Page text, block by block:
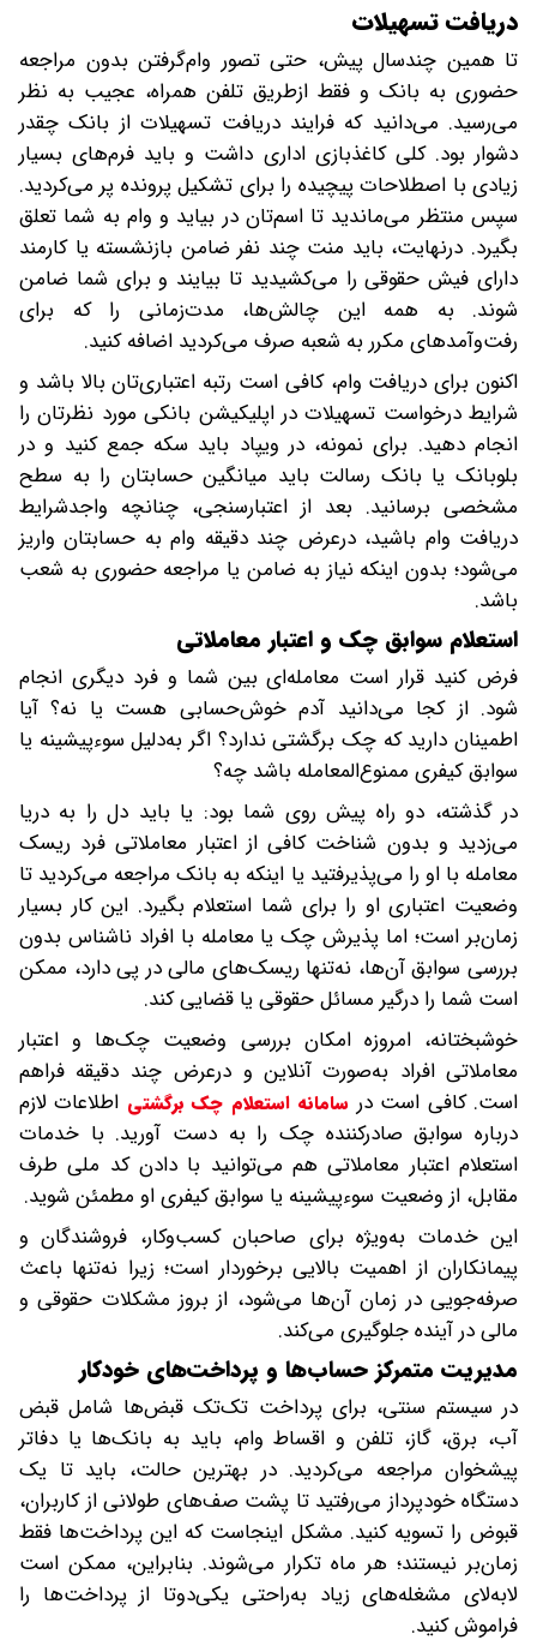
دریافت تسهیلات
تا همین چندسال پیش، حتی تصور وام‌گرفتن بدون مراجعه
حضوری به بانک و فقط ازطریق تلفن همراه، عجیب به نظر
می‌رسید. می‌دانید که فرایند دریافت تسهیلات از بانک چقدر
دشوار بود. کلی کاغذبازی اداری داشت و باید فرم‌های بسیار
زیادی با اصطلاحات پیچیده را برای تشکیل پرونده پر می‌کردید.
سپس منتظر می‌ماندید تا اسم‌تان در بیاید و وام به شما تعلق
بگیرد. درنهایت، باید منت چند نفر ضامن بازنشسته یا کارمند
دارای فیش حقوقی را می‌کشیدید تا بیایند و برای شما ضامن
شوند. به همه این چالش‌ها، مدت‌زمانی را که برای
رفت‌وآمدهای مکرر به شعبه صرف می‌کردید اضافه کنید.
اکنون برای دریافت وام، کافی است رتبه اعتباری‌تان بالا باشد و
شرایط درخواست تسهیلات در اپلیکیشن بانکی مورد نظرتان را
انجام دهید. برای نمونه، در ویپاد باید سکه جمع کنید و در
بلوبانک یا بانک رسالت باید میانگین حسابتان را به سطح
مشخصی برسانید. بعد از اعتبارسنجی، چنانچه واجدشرایط
دریافت وام باشید، درعرض چند دقیقه وام به حسابتان واریز
می‌شود؛ بدون اینکه نیاز به ضامن یا مراجعه حضوری به شعب
باشد.
استعلام سوابق چک و اعتبار معاملاتی
فرض کنید قرار است معامله‌ای بین شما و فرد دیگری انجام
شود. از کجا می‌دانید آدم خوش‌حسابی هست یا نه؟ آیا
اطمینان دارید که چک برگشتی ندارد؟ اگر به‌دلیل سوءپیشینه یا
سوابق کیفری ممنوع‌المعامله باشد چه؟
در گذشته، دو راه پیش روی شما بود: یا باید دل را به دریا
می‌زدید و بدون شناخت کافی از اعتبار معاملاتی فرد ریسک
معامله با او را می‌پذیرفتید یا اینکه به بانک مراجعه می‌کردید تا
وضعیت اعتباری او را برای شما استعلام بگیرد. این کار بسیار
زمان‌بر است؛ اما پذیرش چک یا معامله با افراد ناشناس بدون
بررسی سوابق آن‌ها، نه‌تنها ریسک‌های مالی در پی دارد، ممکن
است شما را درگیر مسائل حقوقی یا قضایی کند.
خوشبختانه، امروزه امکان بررسی وضعیت چک‌ها و اعتبار
معاملاتی افراد به‌صورت آنلاین و درعرض چند دقیقه فراهم
است. کافی است در سامانه استعلام چک برگشتی اطلاعات لازم
درباره سوابق صادرکننده چک را به دست آورید. با خدمات
استعلام اعتبار معاملاتی هم می‌توانید با دادن کد ملی طرف
مقابل، از وضعیت سوءپیشینه یا سوابق کیفری او مطمئن شوید.
این خدمات به‌ویژه برای صاحبان کسب‌وکار، فروشندگان و
پیمانکاران از اهمیت بالایی برخوردار است؛ زیرا نه‌تنها باعث
صرفه‌جویی در زمان آن‌ها می‌شود، از بروز مشکلات حقوقی و
مالی در آینده جلوگیری می‌کند.
مدیریت متمرکز حساب‌ها و پرداخت‌های خودکار
در سیستم سنتی، برای پرداخت تک‌تک قبض‌ها شامل قبض
آب، برق، گاز، تلفن و اقساط وام، باید به بانک‌ها یا دفاتر
پیشخوان مراجعه می‌کردید. در بهترین حالت، باید تا یک
دستگاه خودپرداز می‌رفتید تا پشت صف‌های طولانی از کاربران،
قبوض را تسویه کنید. مشکل اینجاست که این پرداخت‌ها فقط
زمان‌بر نیستند؛ هر ماه تکرار می‌شوند. بنابراین، ممکن است
لابه‌لای مشغله‌های زیاد به‌راحتی یکی‌دوتا از پرداخت‌ها را
فراموش کنید.